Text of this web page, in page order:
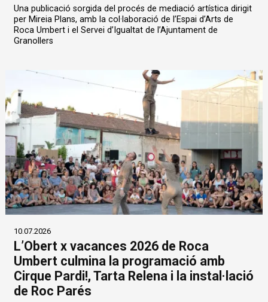
Una publicació sorgida del procés de mediació artística dirigit
per Mireia Plans, amb la col·laboració de l’Espai d’Arts de
Roca Umbert i el Servei d’Igualtat de l’Ajuntament de
Granollers
10.07.2026
L’Obert x vacances 2026 de Roca
Umbert culmina la programació amb
Cirque Pardi!, Tarta Relena i la instal·lació
de Roc Parés